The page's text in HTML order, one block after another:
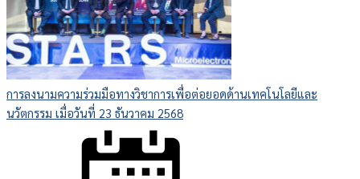
การลงนามความร่วมมือทางวิชาการเพื่อต่อยอดด้านเทคโนโลยีและ
นวัตกรรม เมื่อวันที่ 23 ธันวาคม 2568